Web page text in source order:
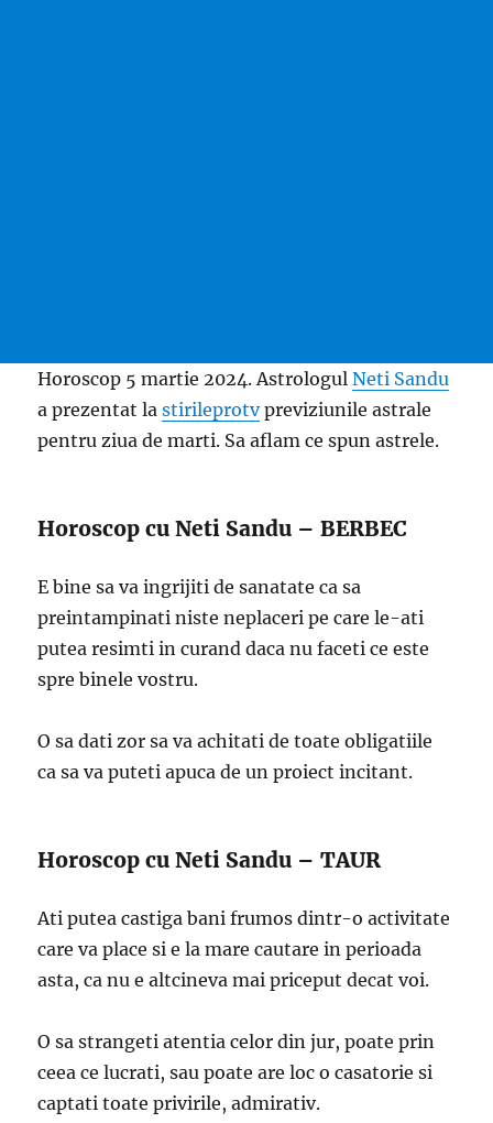
Horoscop 5 martie 2024. AstrologulNeti Sandu
a prezentat lastirileprotvpreviziunile astrale
pentru ziua de marti. Sa aflam ce spun astrele.
Horoscop cu Neti Sandu – BERBEC
E bine sa va ingrijiti de sanatate ca sa
preintampinati niste neplaceri pe care le-ati
putea resimti in curand daca nu faceti ce este
spre binele vostru.
O sa dati zor sa va achitati de toate obligatiile
ca sa va puteti apuca de un proiect incitant.
Horoscop cu Neti Sandu – TAUR
Ati putea castiga bani frumos dintr-o activitate
care va place si e la mare cautare in perioada
asta, ca nu e altcineva mai priceput decat voi.
O sa strangeti atentia celor din jur, poate prin
ceea ce lucrati, sau poate are loc o casatorie si
captati toate privirile, admirativ.